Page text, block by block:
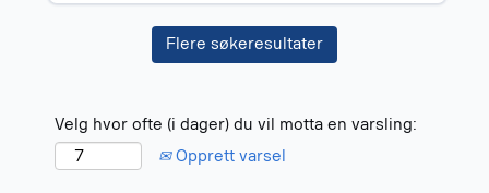
Flere søkeresultater
Velg hvor ofte (i dager) du vil motta en varsling:
Opprett varsel